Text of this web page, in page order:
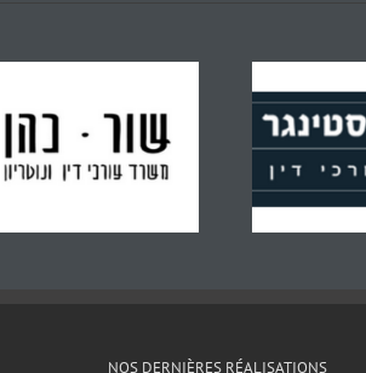
NOS DERNIÈRES RÉALISATIONS